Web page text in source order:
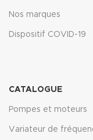
Nos marques
Dispositif COVID-19
CATALOGUE
Pompes et moteurs
Variateur de